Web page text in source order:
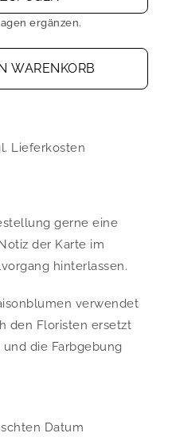
ergänzen.
WARENKORB
Lieferkosten
gerne eine
der Karte im
hinterlassen.
verwendet
den Floristen ersetzt
die Farbgebung
Datum